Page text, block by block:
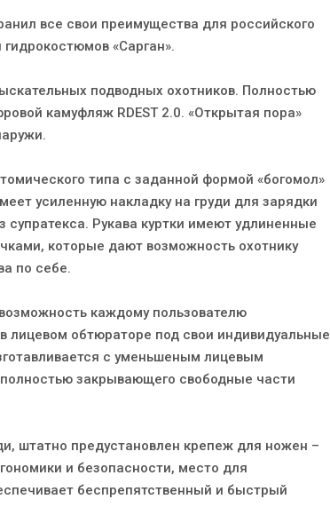
все свои преимущества для российского
«Сарган».
подводных охотников. Полностью
камуфляж RDEST 2.0. «Открытая пора»
типа с заданной формой «богомол»
усиленную накладку на груди для зарядки
супратекса. Рукава куртки имеют удлиненные
которые дают возможность охотнику
по себе.
каждому пользователю
лицевом обтюраторе под свои индивидуальные
с уменьшеным лицевым
закрывающего свободные части
штатно предустановлен крепеж для ножен –
и безопасности, место для
беспрепятственный и быстрый